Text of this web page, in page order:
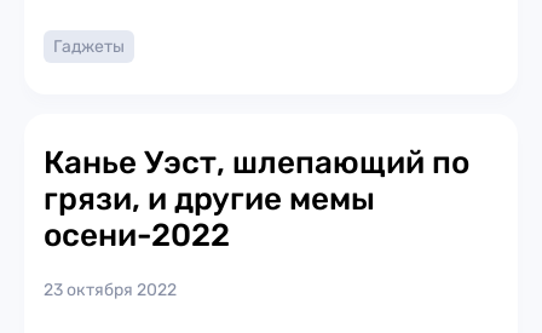
Гаджеты
Канье Уэст, шлепающий по
грязи, и другие мемы
осени-2022
23 октября 2022